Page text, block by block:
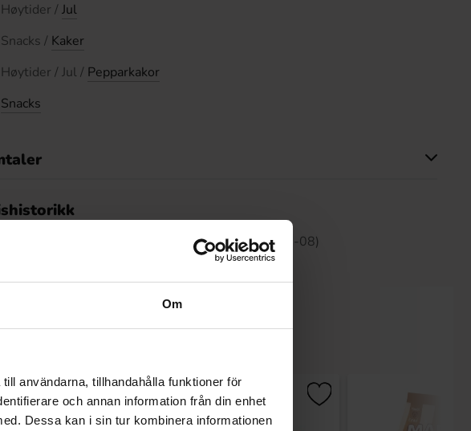
Om
användarna, tillhandahålla funktioner för
och annan information från din enhet
Dessa kan i sin tur kombinera informationen
Høytider / Jul
Snacks / Kaker
Høytider / Jul / Pepparkakor
Snacks
pris de siste 30 dagene er 41.89 kr (2026-08-08)